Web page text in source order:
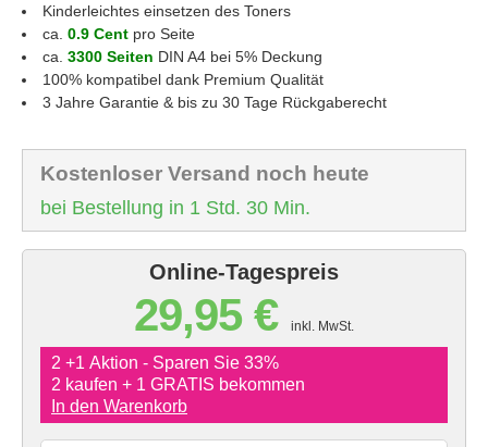
Kinderleichtes einsetzen des Toners
ca. 0.9 Cent pro Seite
ca. 3300 Seiten DIN A4 bei 5% Deckung
100% kompatibel dank Premium Qualität
3 Jahre Garantie & bis zu 30 Tage Rückgaberecht
Kostenloser Versand noch heute
bei Bestellung in 1 Std. 30 Min.
Online-Tagespreis
29,95 € inkl. MwSt.
2 +1 Aktion - Sparen Sie 33%
2 kaufen + 1 GRATIS bekommen
In den Warenkorb